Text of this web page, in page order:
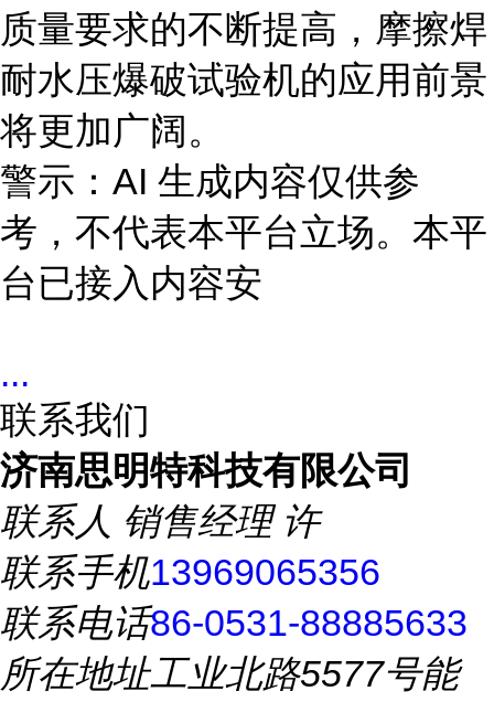
质量要求的不断提高，摩擦焊
耐水压爆破试验机的应用前景
将更加广阔。
警示：AI 生成内容仅供参
考，不代表本平台立场。本平
台已接入内容安
...
联系我们
济南思明特科技有限公司
联系人 销售经理 许
联系手机13969065356
联系电话86-0531-88885633
所在地址工业北路5577号能